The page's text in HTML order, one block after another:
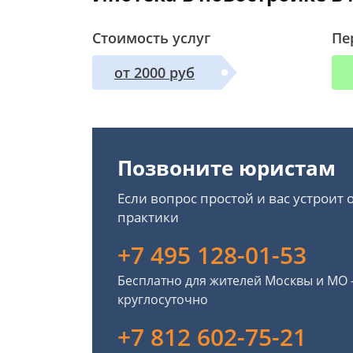
Стоимость услуг
от 2000 руб
Позвоните юристам
Если вопрос простой и вас
практики
+7 495 128-01-53
Бесплатно для жителей Москвы и
круглосуточно
+7 812 602-75-21